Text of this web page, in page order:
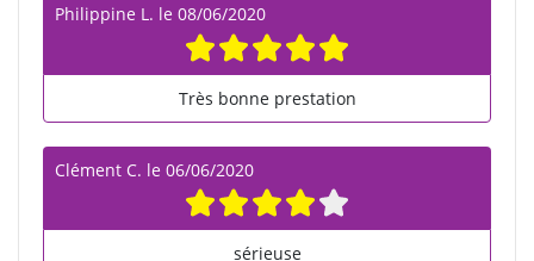
Philippine L. le 08/06/2020
Très bonne prestation
Clément C. le 06/06/2020
sérieuse